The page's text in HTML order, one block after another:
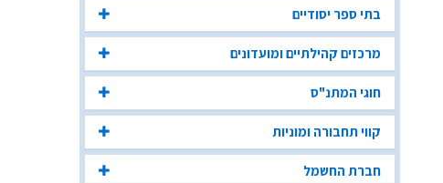
בתי ספר יסודיים
מרכזים קהילתיים ומועדונים
חוגי המתנ"ס
קווי תחבורה ומוניות
חברת החשמל